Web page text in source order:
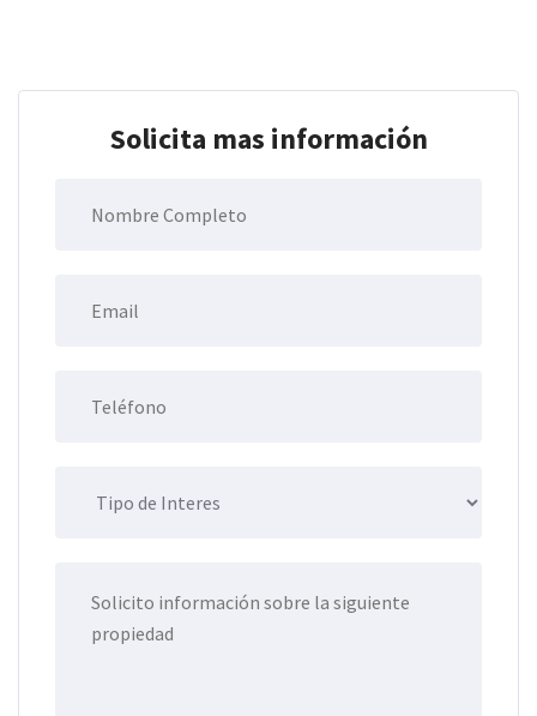
Solicita mas información